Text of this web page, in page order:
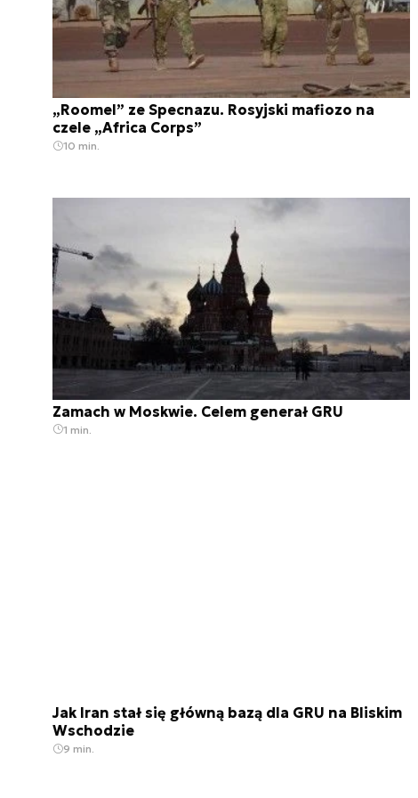
„Roomel” ze Specnazu. Rosyjski mafiozo na
czele „Africa Corps”
10 min.
Zamach w Moskwie. Celem generał GRU
1 min.
Jak Iran stał się główną bazą dla GRU na Bliskim
Wschodzie
9 min.